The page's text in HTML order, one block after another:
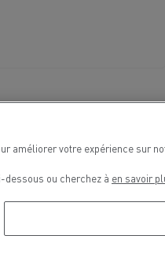
06:00 / 22:00
améliorer votre expérience sur
ou cherchez à en savoir